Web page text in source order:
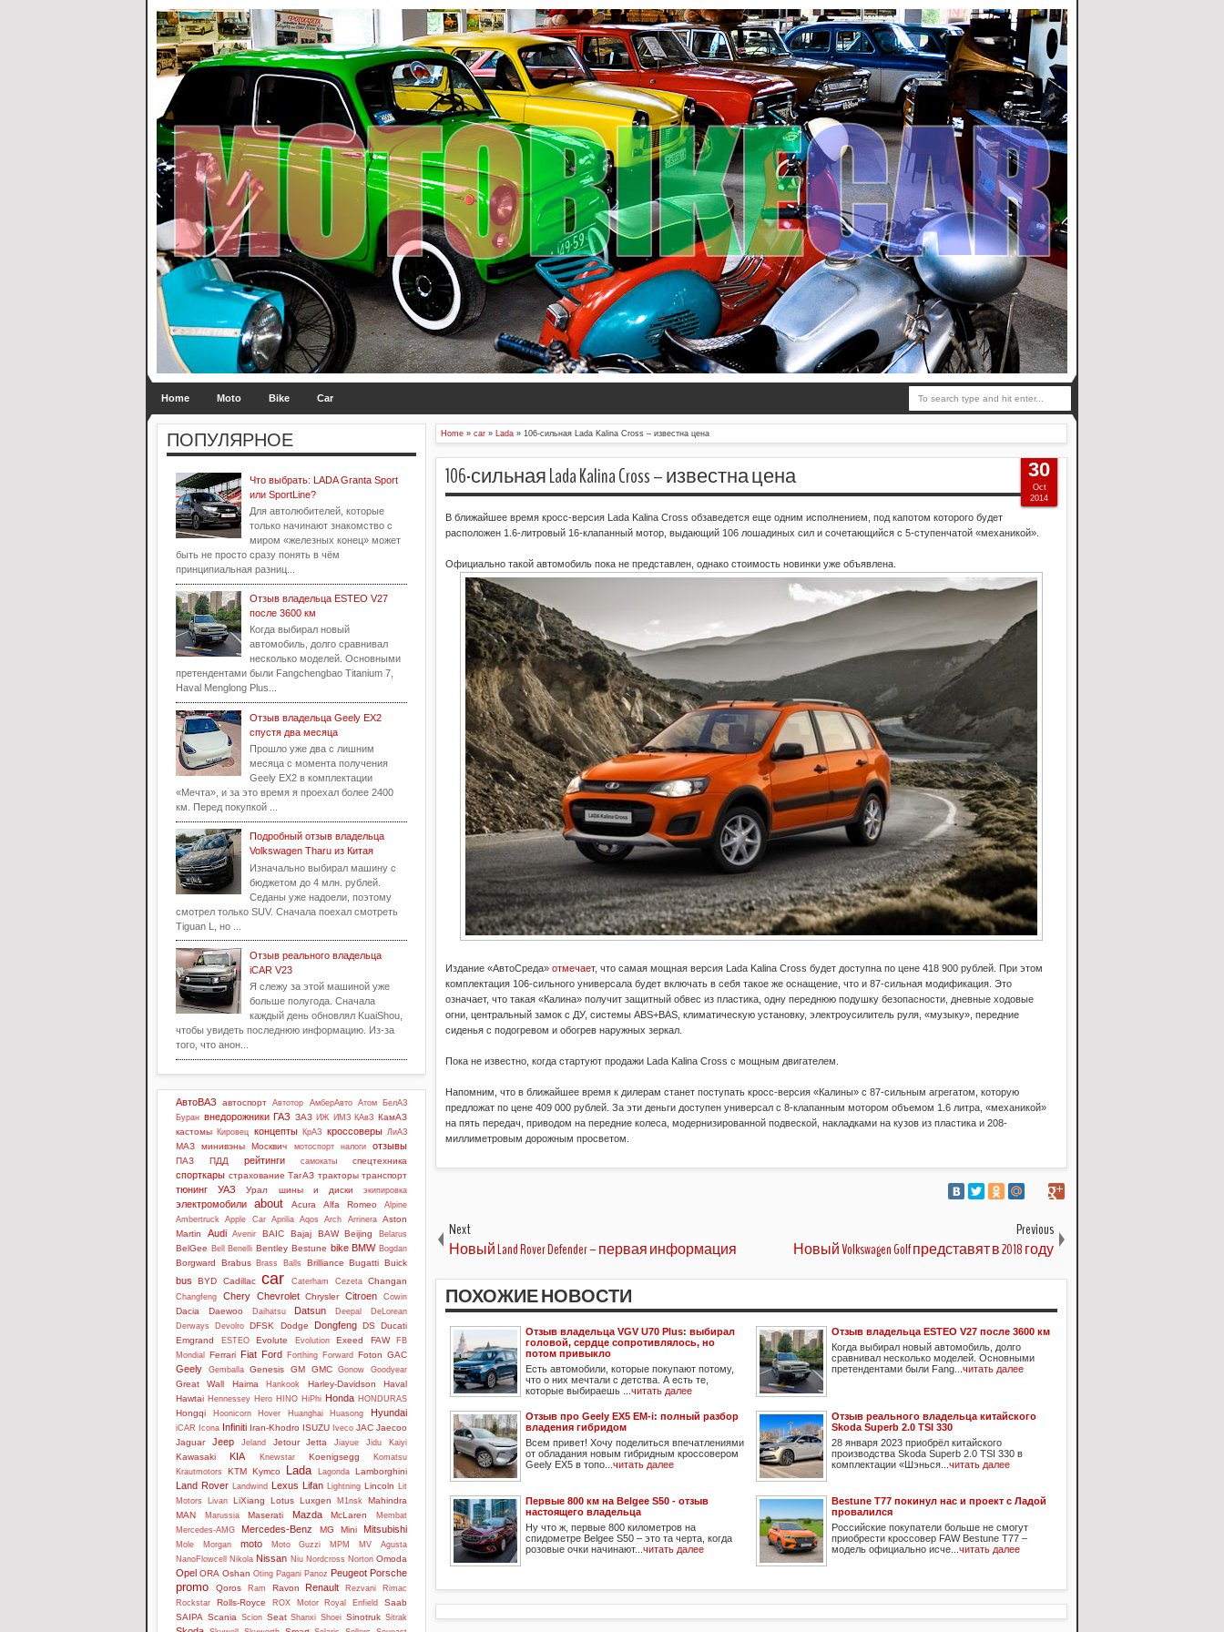
Home Moto Bike Car
Home » car » Lada » 106-сильная Lada Kalina Cross – известна цена
106-сильная Lada Kalina Cross – известна цена
В ближайшее время кросс-версия Lada Kalina Cross обзаведется еще одним исполнением, под капотом которого будет
расположен 1.6-литровый 16-клапанный мотор, выдающий 106 лошадиных сил и сочетающийся с 5-ступенчатой «механикой».
Официально такой автомобиль пока не представлен, однако стоимость новинки уже объявлена.
Издание «АвтоСреда» отмечает, что самая мощная версия Lada Kalina Cross будет доступна по цене 418 900 рублей. При этом
комплектация 106-сильного универсала будет включать в себя такое же оснащение, что и 87-сильная модификация. Это
означает, что такая «Калина» получит защитный обвес из пластика, одну переднюю подушку безопасности, дневные ходовые
огни, центральный замок с ДУ, системы ABS+BAS, климатическую установку, электроусилитель руля, «музыку», передние
сиденья с подогревом и обогрев наружных зеркал.
Пока не известно, когда стартуют продажи Lada Kalina Cross с мощным двигателем.
Напомним, что в ближайшее время к дилерам станет поступать кросс-версия «Калины» с 87-сильным агрегатом, которую
предложат по цене 409 000 рублей. За эти деньги доступен универсал с 8-клапанным мотором объемом 1.6 литра, «механикой»
на пять передач, приводом на передние колеса, модернизированной подвеской, накладками на кузов из пластика и 208-
миллиметровым дорожным просветом.
30
Oct
2014
Next
Новый Land Rover Defender – первая информация
Previous
Новый Volkswagen Golf представят в 2018 году
ПОХОЖИЕ НОВОСТИ
Отзыв владельца VGV U70 Plus: выбирал
головой, сердце сопротивлялось, но
потом привыкло
Есть автомобили, которые покупают потому,
что о них мечтали с детства. А есть те,
которые выбираешь ... читать далее
Отзыв владельца ESTEO V27 после 3600 км
Когда выбирал новый автомобиль, долго
сравнивал несколько моделей. Основными
претендентами были Fang... читать далее
Отзыв про Geely EX5 EM-i: полный разбор
владения гибридом
Всем привет! Хочу поделиться впечатлениями
от обладания новым гибридным кроссовером
Geely EX5 в топо... читать далее
Отзыв реального владельца китайского
Skoda Superb 2.0 TSI 330
28 января 2023 приобрёл китайского
производства Skoda Superb 2.0 TSI 330 в
комплектации «Шэнься... читать далее
Первые 800 км на Belgee S50 - отзыв
настоящего владельца
Ну что ж, первые 800 километров на
спидометре Belgee S50 – это та черта, когда
розовые очки начинают... читать далее
Bestune T77 покинул нас и проект с Ладой
провалился
Российские покупатели больше не смогут
приобрести кроссовер FAW Bestune T77 –
модель официально исче... читать далее
ПОПУЛЯРНОЕ
Что выбрать: LADA Granta Sport
или SportLine?
Для автолюбителей, которые
только начинают знакомство с
миром «железных конец» может
быть не просто сразу понять в чём
принципиальная разниц...
Отзыв владельца ESTEO V27
после 3600 км
Когда выбирал новый
автомобиль, долго сравнивал
несколько моделей. Основными
претендентами были Fangchengbao Titanium 7,
Haval Menglong Plus...
Отзыв владельца Geely EX2
спустя два месяца
Прошло уже два с лишним
месяца с момента получения
Geely EX2 в комплектации
«Мечта», и за это время я проехал более 2400
км. Перед покупкой ...
Подробный отзыв владельца
Volkswagen Tharu из Китая
Изначально выбирал машину с
бюджетом до 4 млн. рублей.
Седаны уже надоели, поэтому
смотрел только SUV. Сначала поехал смотреть
Tiguan L, но ...
Отзыв реального владельца
iCAR V23
Я слежу за этой машиной уже
больше полугода. Сначала
каждый день обновлял KuaiShou,
чтобы увидеть последнюю информацию. Из-за
того, что анон...
АвтоВАЗ автоспорт Автотор АмберАвто Атом
БелАЗ
Буран внедорожники ГАЗ ЗАЗ ИЖ ИМЗ КАвЗ КамАЗ
кастомы Кировец концепты КрАЗ кроссоверы ЛиАЗ
МАЗ минивэны Москвич мотоспорт налоги отзывы
ПАЗ ПДД рейтинги самокаты спецтехника
спорткары страхование ТагАЗ тракторы транспорт
тюнинг УАЗ Урал шины и диски экипировка
электромобили about Acura Alfa Romeo
Alpine
Ambertruck
Apple Car Aprilia Aqos Arch Arrinera
Aston
Martin
Audi Avenir BAIC Bajaj BAW Beijing Belarus
BelGee Bell Benelli Bentley Bestune bike BMW Bogdan
Borgward Brabus Brass Balls Brilliance Bugatti Buick
bus BYD Cadillac car Caterham Cezeta Changan
Changfeng Chery Chevrolet Chrysler Citroen Cowin
Dacia Daewoo Daihatsu Datsun Deepal
DeLorean
Derways
Devolro DFSK Dodge Dongfeng DS Ducati
Emgrand
ESTEO Evolute Evolution Exeed FAW
FB
Mondial
Ferrari Fiat Ford Forthing Forward Foton GAC
Geely Gemballa Genesis GM GMC Gonow Goodyear
Great Wall Haima Hankook Harley-Davidson
Haval
Hawtai Hennessey Hero HINO HiPhi Honda HONDURAS
Hongqi Hoonicorn Hover Huanghai Huasong Hyundai
iCAR Icona Infiniti Iran-Khodro ISUZU Iveco JAC Jaecoo
Jaguar
Jeep Jeland Jetour Jetta Jiayue Jidu Kaiyi
Kawasaki KIA Knewstar Koenigsegg
Komatsu
Krautmotors KTM Kymco Lada Lagonda Lamborghini
Land Rover Landwind Lexus Lifan Lightning Lincoln Lit
Motors
Livan LiXiang Lotus Luxgen M1nsk Mahindra
MAN
Marussia Maserati Mazda McLaren
Membat
Mercedes-AMG
Mercedes-Benz MG Mini Mitsubishi
Mole Morgan moto Moto Guzzi MPM
MV Agusta
NanoFlowcell
Nikola Nissan Niu Nordcross Norton Omoda
Opel ORA Oshan Oting Pagani Panoz Peugeot Porsche
promo Qoros Ram Ravon Renault Rezvani
Rimac
Rockstar
Rolls-Royce ROX Motor Royal Enfield
Saab
SAIPA Scania Scion Seat Shanxi Shoei Sinotruk Sitrak